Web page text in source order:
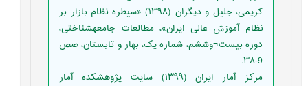
کریمی، جلیل و دیگران (۱۳۹۸) «سیطره نظام بازار بر
نظام آموزش عالی ایران»، مطالعات جامعه‏شناختی،
دوره بیست¬وششم، شماره یک، بهار و تابستان، صص
9-۳۸.
مرکز آمار ایران (۱۳۹۹) سایت پژوهشکده آمار